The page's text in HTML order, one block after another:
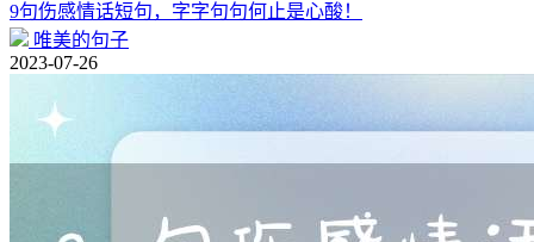
9句伤感情话短句，字字句句何止是心酸！
唯美的句子
2023-07-26